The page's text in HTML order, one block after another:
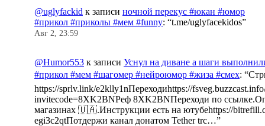
@uglyfackid к записи ночной перекус #юкан #юмор
#прикол #приколы #мем #funny: “t.me/uglyfacekidos”
Авг 2, 23:59
@Humor553 к записи Уснул на диване а шаги
#прикол #мем #шагомер #нейроюмор #жиза #смех: “
https://sprlv.link/e2klly1nПереходиhttps://
invitecode=8XK2BNРеф 8XK2BNПереходи по
магазинах 🇺🇦.Инструкции есть на ютубеhttps://
egi3c2qtПотдержи канал донатом Tether trc…”